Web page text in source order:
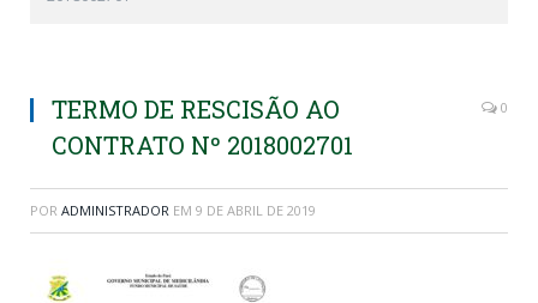
TERMO DE RESCISÃO AO
CONTRATO Nº 2018002701
0
POR ADMINISTRADOR EM 9 DE ABRIL DE 2019